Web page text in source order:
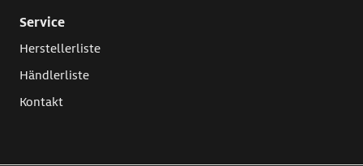
Service
Herstellerliste
Händlerliste
Kontakt